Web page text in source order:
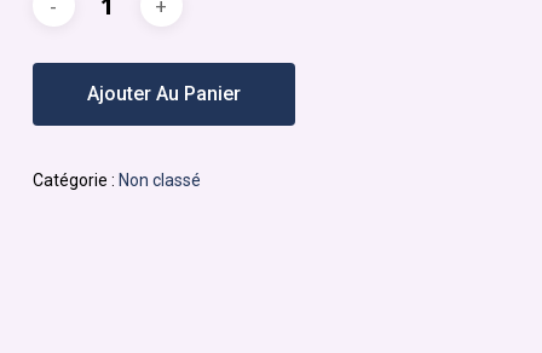
était :
$199.00.$99.00.
Ajouter Au Panier
Catégorie : Non classé